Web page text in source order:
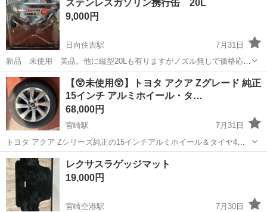
ステンレスガソリン携行缶 20L
9,000円
日向住吉駅
7月31日
新品 未使用 美品。他に縦型20Lも有りますがノズル無しで価格応相
談。気軽にお問い合わせ下さい。
宮崎 宮崎市 日向住吉駅 その他
【😲未使用😲】トヨタ アクア Zグレード 純正
15インチ アルミホイール・タ…
68,000円
宮崎駅
7月31日
トヨタ アクア Zシリーズ純正の15インチアルミホイール＆タイヤ4本
セット【新車外し】（納車前すぐに社外ホイールに交換された不走行
に近い美品）」です。 納車時に取り外した「新車外し」のため走行は
していません。 また、...
宮崎 宮崎市 宮崎駅 タイヤ、ホイール
レクサスラゲッジマット
19,000円
宮崎空港駅
7月30日